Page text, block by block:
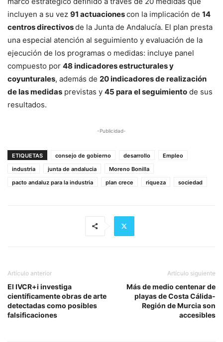
incluyen a su vez 91 actuacionescon la implicación de 14
centros directivosde la Junta de Andalucía. El plan presta
una especial atención al seguimiento y evaluación de la
ejecución de los programas o medidas: incluye panel
compuesto por 48 indicadores estructurales y
coyunturales, además de 20 indicadores de realización
de las medidas previstas y 45 para el seguimiento de sus
resultados.
-Publicidad-
ETIQUETAS consejo de gobierno desarrollo
Empleo
industria
junta de andalucia
Moreno Bonilla
pacto andaluz para la industria
plan crece riqueza sociedad
Artículo anterior
El IVCR+i investiga
científicamente obras de arte
detectadas como posibles
falsificaciones
Artículo siguiente
Más de medio centenar de
playas de Costa Cálida-
Región de Murcia son
accesibles